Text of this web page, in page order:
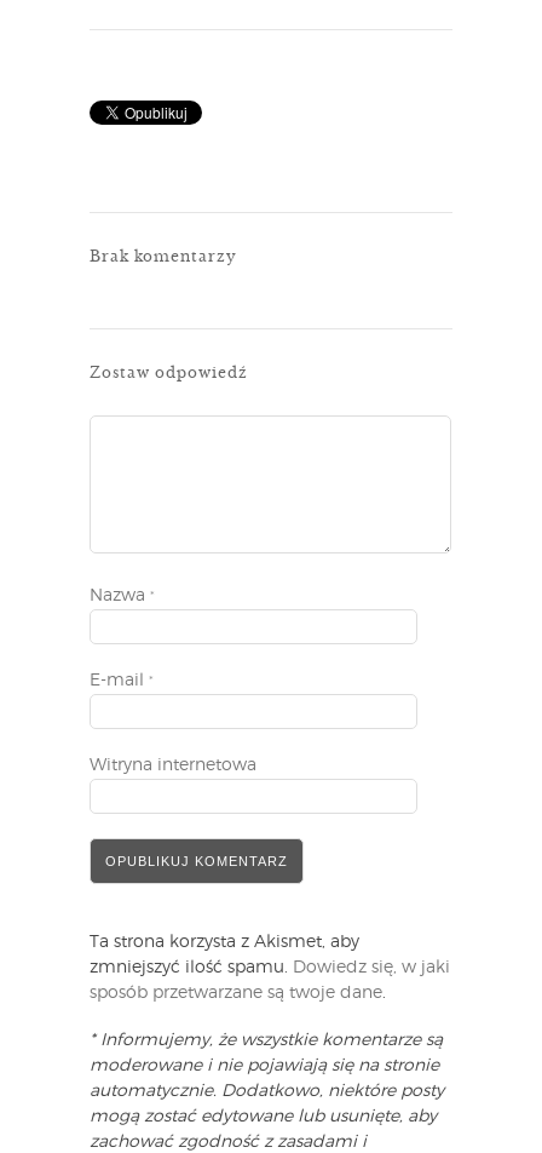
Brak komentarzy
Zostaw odpowiedź
Nazwa *
E-mail *
Witryna internetowa
Ta strona korzysta z Akismet, aby
zmniejszyć ilość spamu. Dowiedz się, w jaki
sposób przetwarzane są twoje dane.
* Informujemy, że wszystkie komentarze są
moderowane i nie pojawiają się na stronie
automatycznie. Dodatkowo, niektóre posty
mogą zostać edytowane lub usunięte, aby
zachować zgodność z zasadami i